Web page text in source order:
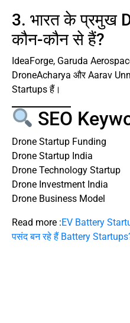
3. भारत के प्रमुख
कौन-कौन से हैं?
IdeaForge, Garuda
DroneAcharya और Aarav
Startups हैं।
SEO
Drone Startup Funding
Drone Startup India
Drone Technology Startup
Drone Investment India
Drone Business Model
Read more :EV Battery
पसंद बन रहे हैं Battery Startups?